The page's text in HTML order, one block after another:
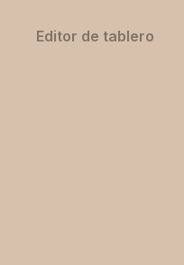
Editor de tablero